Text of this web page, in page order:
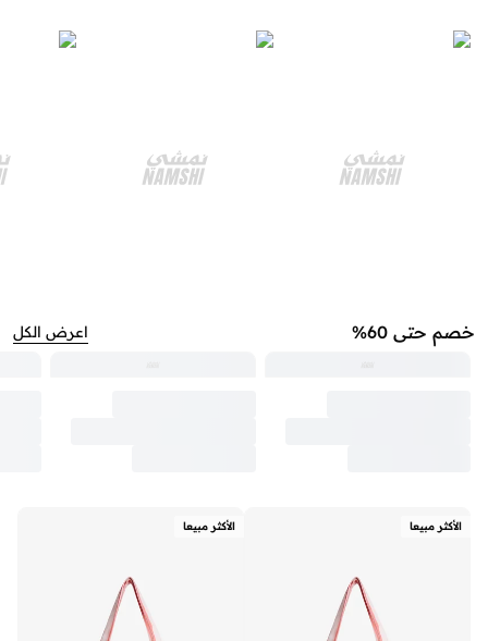
خصم حتى 60% اعرض الكل
الأكثر مبيعا الأكثر مبيعا